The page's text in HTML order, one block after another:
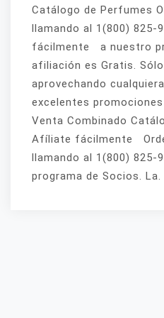
Catálogo de Perfumes
llamando al 1(800) 825-
fácilmente a nuestro
afiliación es Gratis.
aprovechando
excelentes
Venta Combinado
Afíliate fácilmente
llamando al 1(800) 825-
programa de Socios. La.